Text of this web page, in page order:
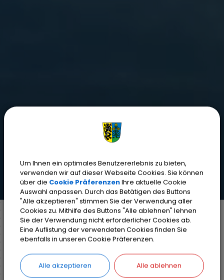
Markt Weisendorf
Bürgerinfo
Ortsrecht (Satzungen und Verordnungen)
Um Ihnen ein optimales Benutzererlebnis zu bieten,
verwenden wir auf dieser Webseite Cookies. Sie können
über die Cookie PräferenzenIhre aktuelle Cookie
Auswahl anpassen. Durch das Betätigen des Buttons
"Alle akzeptieren" stimmen Sie der Verwendung aller
Cookies zu. Mithilfe des Buttons "Alle ablehnen" lehnen
Sie der Verwendung nicht erforderlicher Cookies ab.
Eine Auflistung der verwendeten Cookies finden Sie
ebenfalls in unseren Cookie Präferenzen.
Alle akzeptieren Alle ablehnen